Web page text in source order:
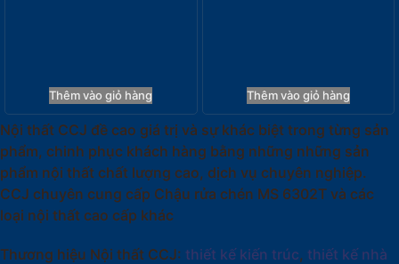
Thêm vào giỏ hàng Thêm vào giỏ hàng
Nội thất CCJ đề cao giá trị và sự khác biệt trong từng sản
phẩm, chinh phục khách hàng bằng những những sản
phẩm nội thất chất lượng cao, dịch vụ chuyên nghiệp.
CCJ chuyên cung cấp Chậu rửa chén MS 6302T và các
loại nội thất cao cấp khác
Thương hiệu Nội thất CCJ: thiết kế kiến trúc, thiết kế nhà